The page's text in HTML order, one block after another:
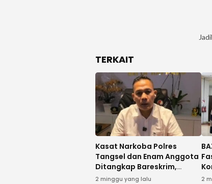
TERKAIT
Kasat Narkoba Polres
Tangsel dan Enam Anggota
Ditangkap Bareskrim,
Diduga Terlibat Kasus
2 minggu yang lalu 2